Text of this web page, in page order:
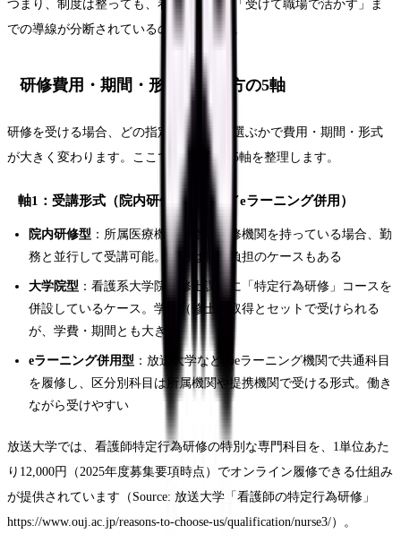
つまり、制度は整っても、看護師個人が「受けて職場で活かす」ま
での導線が分断されているのが現状です。
研修費用・期間・形式：選び方の5軸
研修を受ける場合、どの指定研修機関を選ぶかで費用・期間・形式
が大きく変わります。ここでは選び方の5軸を整理します。
軸1：受講形式（院内研修／大学院／eラーニング併用）
院内研修型 ：所属医療機関が指定研修機関を持っている場合、勤
務と並行して受講可能。費用は職場負担のケースもある
大学院型 ：看護系大学院の修士課程に「特定行為研修」コースを
併設しているケース。学位（修士）取得とセットで受けられる
が、学費・期間とも大きい
eラーニング併用型 ：放送大学などのeラーニング機関で共通科目
を履修し、区分別科目は所属機関や提携機関で受ける形式。働き
ながら受けやすい
放送大学では、看護師特定行為研修の特別な専門科目を、1単位あた
り12,000円（2025年度募集要項時点）でオンライン履修できる仕組み
が提供されています（Source: 放送大学「看護師の特定行為研修」
https://www.ouj.ac.jp/reasons-to-choose-us/qualification/nurse3/）。